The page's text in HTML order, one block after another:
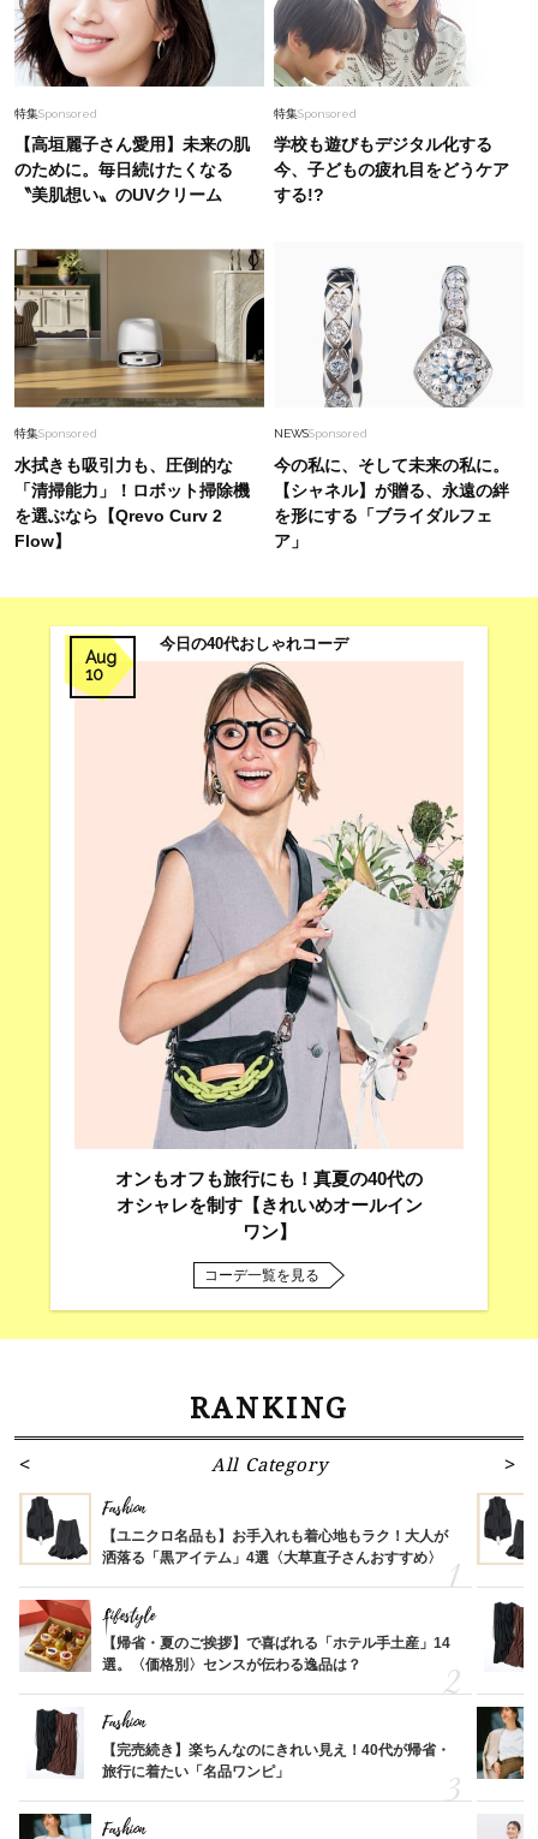
特集Sponsored
【高垣麗子さん愛用】未来の肌
のために。毎日続けたくなる
〝美肌想い〟のUVクリーム
特集Sponsored
学校も遊びもデジタル化する
今、子どもの疲れ目をどうケア
する!?
特集Sponsored
水拭きも吸引力も、圧倒的な
「清掃能力」！ロボット掃除機
を選ぶなら【Qrevo Curv 2
Flow】
NEWSSponsored
今の私に、そして未来の私に。
【シャネル】が贈る、永遠の絆
を形にする「ブライダルフェ
ア」
Aug
10
今日の40代おしゃれコーデ
オンもオフも旅行にも！真夏の40代の
オシャレを制す【きれいめオールイン
ワン】
コーデ一覧を見る
RANKING
All Category
Fashion
【ユニクロ名品も】お手入れも着心地もラク！大人が
洒落る「黒アイテム」4選〈大草直子さんおすすめ〉
Lifestyle
【帰省・夏のご挨拶】で喜ばれる「ホテル手土産」14
選。〈価格別〉センスが伝わる逸品は？
Fashion
【完売続き】楽ちんなのにきれい見え！40代が帰省・
旅行に着たい「名品ワンピ」
Fashion